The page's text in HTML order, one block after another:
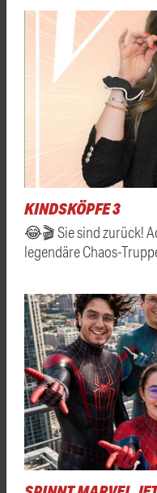
KINDSKÖPFE 3
😂🎬 Sie sind zurück!
legendäre Chaos-